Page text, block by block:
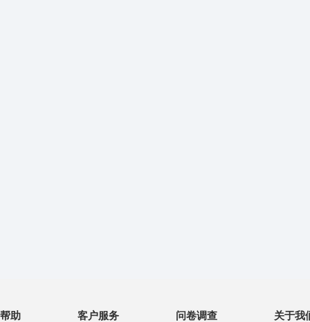
帮助 客户服务 问卷调查 关于我